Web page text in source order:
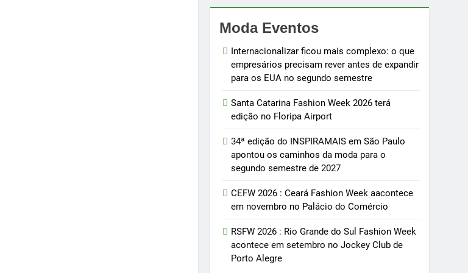
Moda Eventos
Internacionalizar ficou mais complexo: o que
empresários precisam rever antes de expandir
para os EUA no segundo semestre
Santa Catarina Fashion Week 2026 terá
edição no Floripa Airport
34ª edição do INSPIRAMAIS em São Paulo
apontou os caminhos da moda para o
segundo semestre de 2027
CEFW 2026 : Ceará Fashion Week aacontece
em novembro no Palácio do Comércio
RSFW 2026 : Rio Grande do Sul Fashion Week
acontece em setembro no Jockey Club de
Porto Alegre